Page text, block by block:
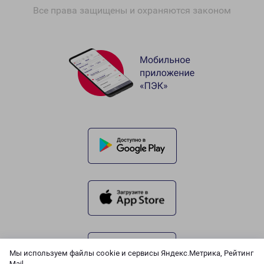
Мы используем файлы cookie и сервисы Яндекс.Метрика, Рейтинг
Все права защищены и охраняются законом